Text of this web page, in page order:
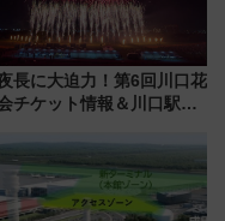
長に大迫力！第6回川口花
チケット情報＆川口駅か